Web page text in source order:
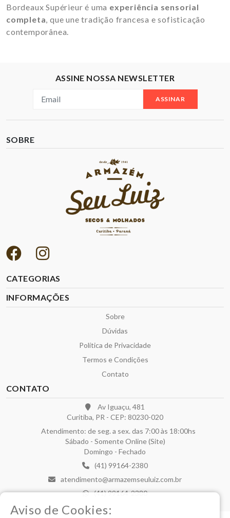
Bordeaux Supérieur é uma experiência sensorial
completa , que une tradição francesa e sofisticação
contemporânea.
ASSINE NOSSA NEWSLETTER
ASSINAR
SOBRE
CATEGORIAS
INFORMAÇÕES
Sobre
Dúvidas
Política de Privacidade
Termos e Condições
Contato
CONTATO
Av Iguaçu, 481
Curitiba, PR - CEP: 80230-020
Atendimento: de seg. a sex. das 7:00 às 18:00hs
Sábado - Somente Online (Site)
Domingo - Fechado
(41) 99164-2380
atendimento@armazemseuluiz.com.br
(41) 99164-2380
Aviso de Cookies: